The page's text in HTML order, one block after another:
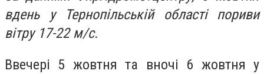
вдень у Тернопільській області пориви
вітру 17-22 м/с.
Ввечері 5 жовтня та вночі 6 жовтня у